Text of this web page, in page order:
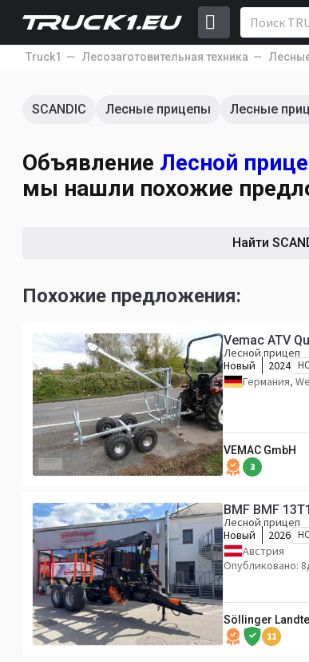
Truck1 Лесозаготовительная техника
SCANDIC Лесные прицепы Лесные
Объявление Лесной
мы нашли похожие
Найти
Похожие предложения:
Vemac ATV
Лесной прицеп
Новый
2024
Германия,
VEMAC GmbH
3
BMF BMF
Лесной прицеп
Новый
2026
Австрия
Опубликовано:
Söllinger
11